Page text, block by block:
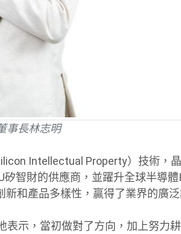
事長林志明
Intellectual Property）技術，
智財的供應商，並躍升全球半導
和產品多樣性，贏得了業界的廣泛
表示，當初做對了方向，加上努力